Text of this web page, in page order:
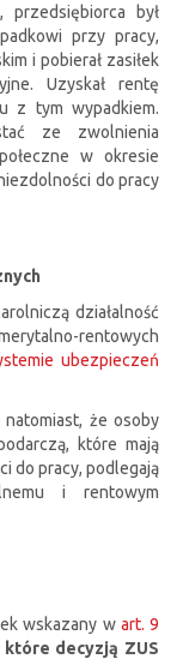
przedsiębiorca był
przy pracy,
i pobierał zasiłek
Uzyskał rentę
z tym wypadkiem.
ze zwolnienia
w okresie
do pracy
działalność
rentowych
ubezpieczeń
natomiast, że osoby
które mają
do pracy, podlegają
i rentowym
wskazany w art. 9
decyzją ZUS